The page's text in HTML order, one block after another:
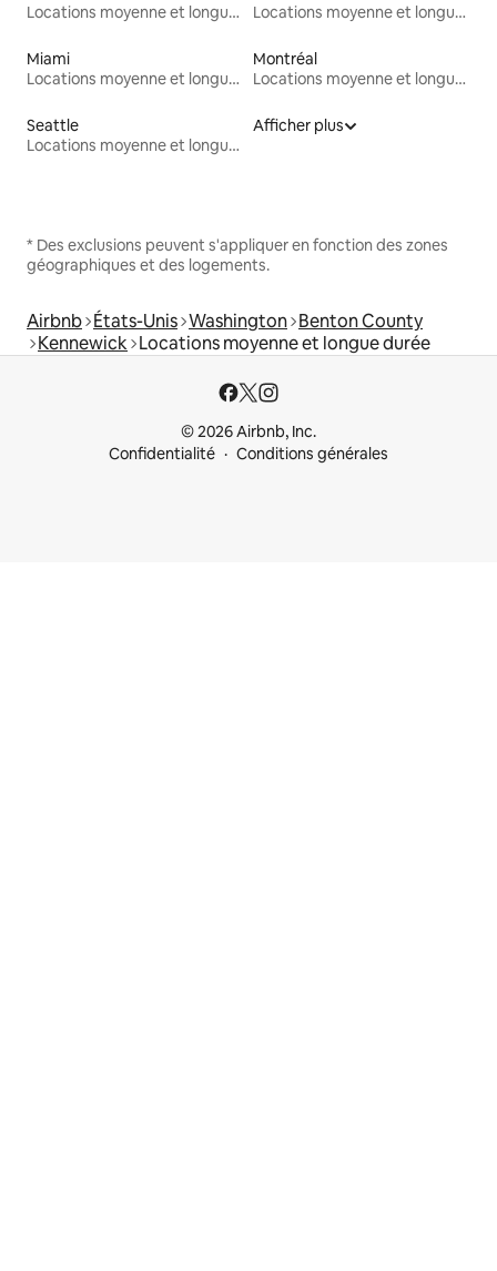
Locations moyenne et longue durée
Locations moyenne et longue durée
Miami
Locations moyenne et longue durée
Montréal
Locations moyenne et longue durée
Seattle
Locations moyenne et longue durée
Afficher plus
* Des exclusions peuvent s'appliquer en fonction des zones
géographiques et des logements.
Airbnb États-Unis Washington Benton County
Kennewick Locations moyenne et longue durée
© 2026 Airbnb, Inc.
Confidentialité
Conditions générales